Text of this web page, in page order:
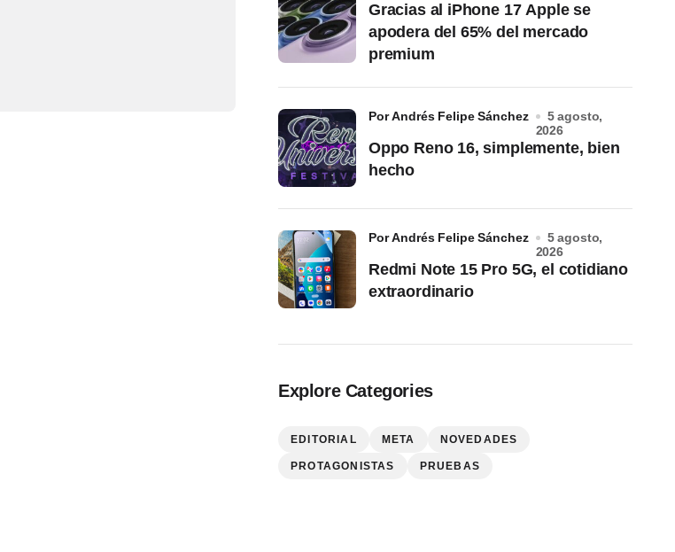
Gracias al iPhone 17 Apple se
apodera del 65% del mercado
premium
Oppo Reno 16, simplemente, bien
hecho
por Andrés Felipe Sánchez
5 agosto,
2026
Redmi Note 15 Pro 5G, el cotidiano
extraordinario
por Andrés Felipe Sánchez
5 agosto,
2026
Explore Categories
EDITORIAL META NOVEDADES
PROTAGONISTAS PRUEBAS